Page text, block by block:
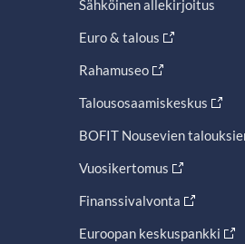
Sähköinen allekirjoitus
Euro & talous
Rahamuseo
Talousosaamiskeskus
BOFIT Nousevien
Vuosikertomus
Finanssivalvonta
Euroopan keskuspankki